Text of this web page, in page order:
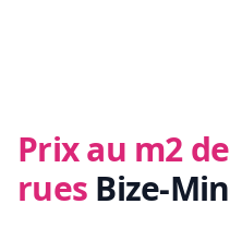
Prix au m2
rues Bize-